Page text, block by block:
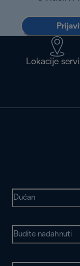
Lokacije
Dućan
Budite nadahnuti